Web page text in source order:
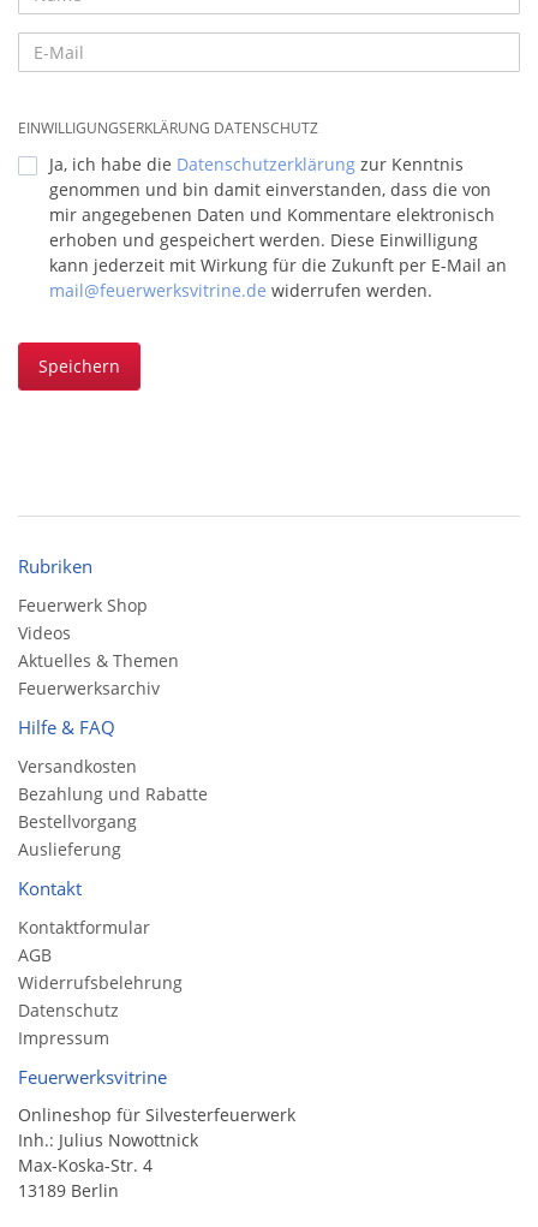
EINWILLIGUNGSERKLÄRUNG DATENSCHUTZ
Ja, ich habe die Datenschutzerklärung zur Kenntnis
genommen und bin damit einverstanden, dass die von
mir angegebenen Daten und Kommentare elektronisch
erhoben und gespeichert werden. Diese Einwilligung
kann jederzeit mit Wirkung für die Zukunft per E-Mail an
mail@feuerwerksvitrine.de widerrufen werden.
Speichern
Rubriken
Feuerwerk Shop
Videos
Aktuelles & Themen
Feuerwerksarchiv
Hilfe & FAQ
Versandkosten
Bezahlung und Rabatte
Bestellvorgang
Auslieferung
Kontakt
Kontaktformular
AGB
Widerrufsbelehrung
Datenschutz
Impressum
Feuerwerksvitrine
Onlineshop für Silvesterfeuerwerk
Inh.: Julius Nowottnick
Max-Koska-Str. 4
13189 Berlin